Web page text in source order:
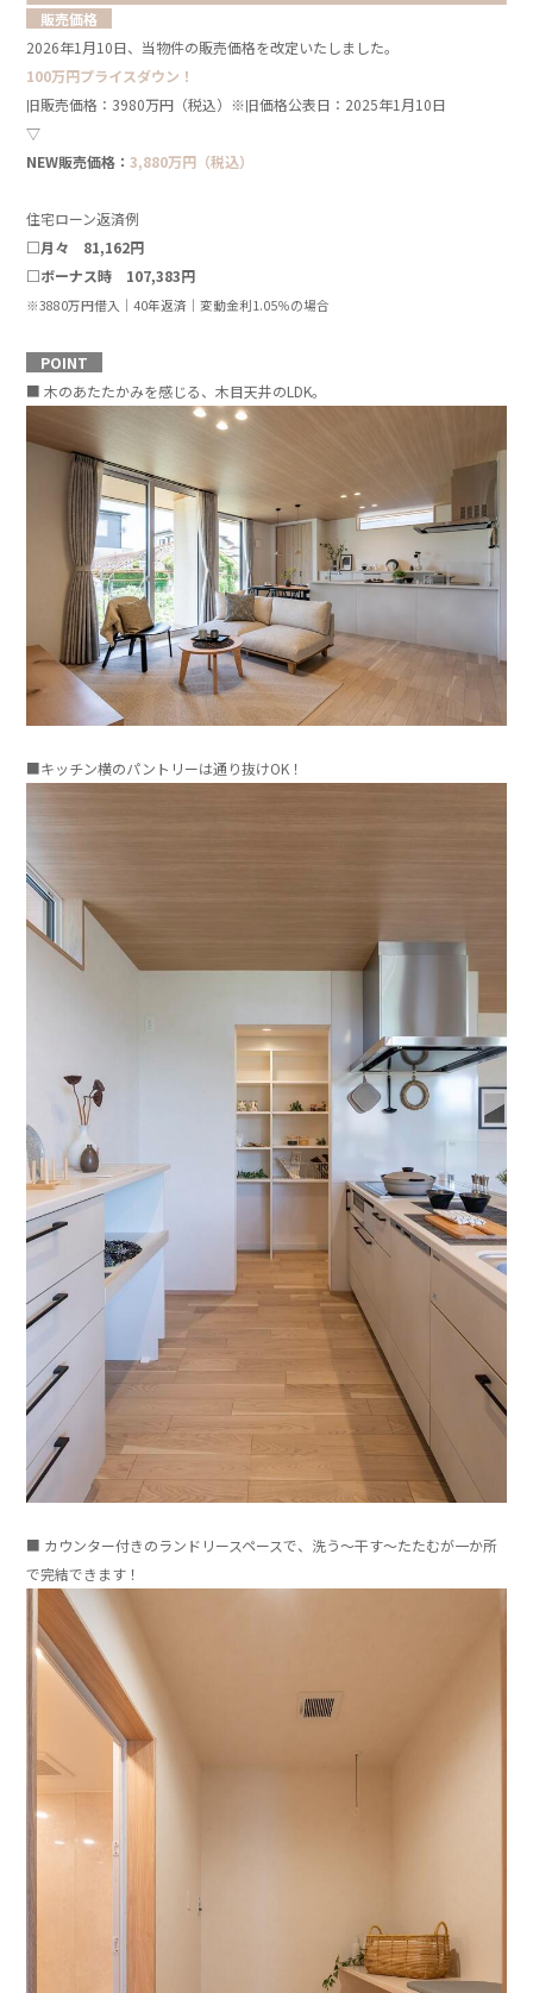
販売価格
2026年1月10日、当物件の販売価格を改定いたしました。
100万円プライスダウン！
旧販売価格：3980万円（税込） ※旧価格公表日：2025年1月10日
▽
NEW販売価格：3,880万円（税込）
住宅ローン返済例
□月々 81,162円
□ボーナス時 107,383円
※3880万円借入｜40年返済｜変動金利1.05％の場合
POINT
■ 木のあたたかみを感じる、木目天井のLDK。
■キッチン横のパントリーは通り抜けOK！
■ カウンター付きのランドリースペースで、洗う～干す～たたむが一か所
で完結できます！